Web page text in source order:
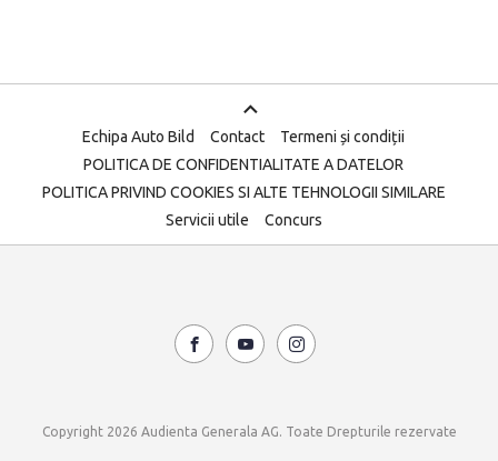
Echipa Auto Bild Contact
Termeni și condiții
POLITICA DE CONFIDENTIALITATE A DATELOR
POLITICA PRIVIND COOKIES SI ALTE TEHNOLOGII SIMILARE
Servicii utile
Concurs
Copyright 2026 Audienta Generala AG. Toate Drepturile rezervate